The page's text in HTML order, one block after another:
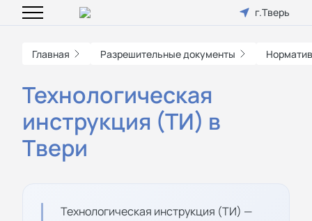
г.Тверь
Главная Разрешительные документы
Технологическая
инструкция (ТИ) в
Твери
Технологическая инструкция (ТИ) —